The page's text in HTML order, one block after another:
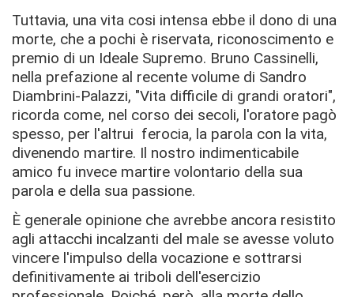
Tuttavia, una vita cosi intensa ebbe il dono di una
morte, che a pochi è riservata, riconoscimento e
premio di un Ideale Supremo. Bruno Cassinelli,
nella prefazione al recente volume di Sandro
Diambrini-Palazzi, "Vita difficile di grandi oratori",
ricorda come, nel corso dei secoli, l'oratore pagò
spesso, per l'altrui ferocia, la parola con la vita,
divenendo martire. Il nostro indimenticabile
amico fu invece martire volontario della sua
parola e della sua passione.
È generale opinione che avrebbe ancora resistito
agli attacchi incalzanti del male se avesse voluto
vincere l'impulso della vocazione e sottrarsi
deﬁnitivamente ai triboli dell'esercizio